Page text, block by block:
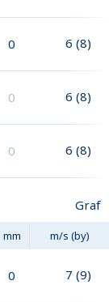
0 6 (8)
0 6 (8)
0 6 (8)
Graf
mm m/s (by)
0 7 (9)